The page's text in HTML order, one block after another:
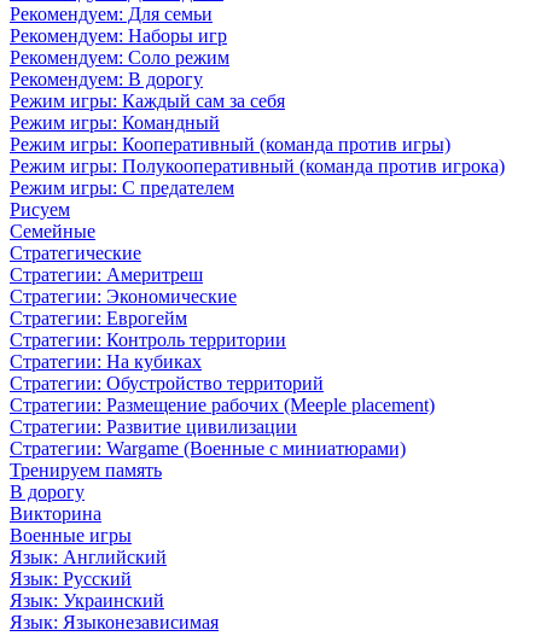
Рекомендуем: Для семьи
Рекомендуем: Наборы игр
Рекомендуем: Соло режим
Рекомендуем: В дорогу
Режим игры: Каждый сам за себя
Режим игры: Командный
Режим игры: Кооперативный (команда против игры)
Режим игры: Полукооперативный (команда против игрока)
Режим игры: С предателем
Рисуем
Семейные
Стратегические
Стратегии: Америтреш
Стратегии: Экономические
Стратегии: Еврогейм
Стратегии: Контроль территории
Стратегии: На кубиках
Стратегии: Обустройство территорий
Стратегии: Размещение рабочих (Meeple placement)
Стратегии: Развитие цивилизации
Стратегии: Wargame (Военные с миниатюрами)
Тренируем память
В дорогу
Викторина
Военные игры
Язык: Английский
Язык: Русский
Язык: Украинский
Язык: Языконезависимая